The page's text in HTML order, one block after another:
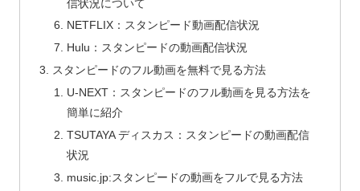
信状況について
NETFLIX：スタンピード動画配信状況
Hulu：スタンピードの動画配信状況
スタンピードのフル動画を無料で見る方法
U-NEXT：スタンピードのフル動画を見る方法を
簡単に紹介
TSUTAYA ディスカス：スタンピードの動画配信
状況
music.jp:スタンピードの動画をフルで見る方法